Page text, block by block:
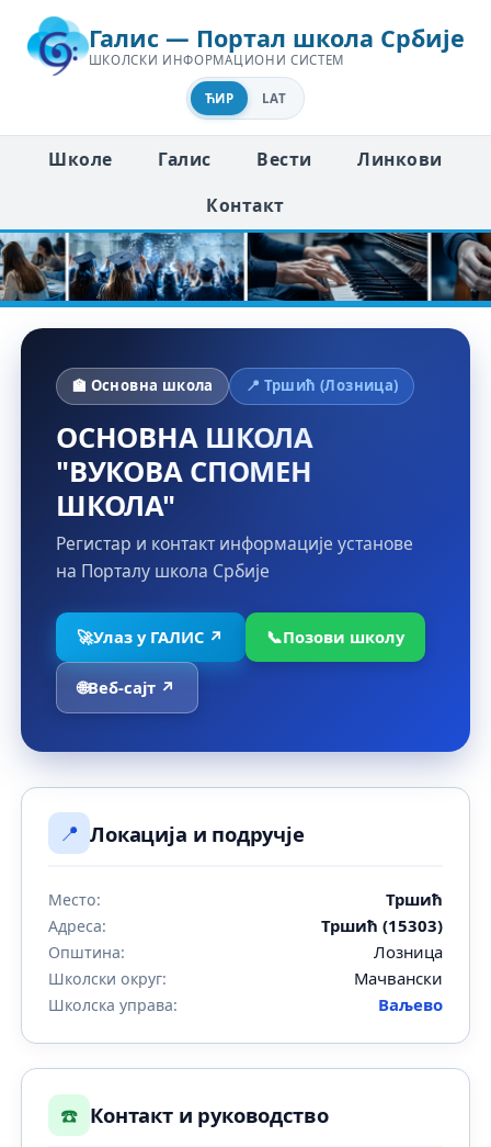
Галис — Портал школа Србије
ШКОЛСКИ ИНФОРМАЦИОНИ СИСТЕМ
ЋИР LAT
Школе Галис Вести
Линкови
Контакт
🏫 Основна школа 📍 Тршић (Лозница)
ОСНОВНА ШКОЛА
"ВУКОВА СПОМЕН
ШКОЛА"
Регистар и контакт информације установе
на Порталу школа Србије
🚀Улаз у ГАЛИС ↗ 📞Позови школу
🌐Веб-сајт ↗
📍 Локација и подручје
Место: Тршић
Адреса: Тршић (15303)
Општина: Лозница
Школски округ: Мачвански
Школска управа: Ваљево
☎️ Контакт и руководство